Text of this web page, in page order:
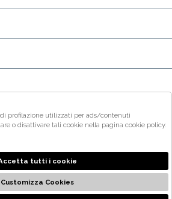
Stella - P.iva : 01375840905 Powered
profilazione utilizzati per ads/contenuti
o disattivare tali cookie nella pagina cookie policy.
tutti i cookie
Customizza Cookies